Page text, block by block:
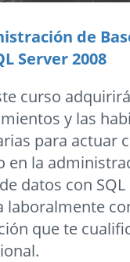
de
Server 2008
curso
y las
para actuar
en la
datos con
laboralmente
que te